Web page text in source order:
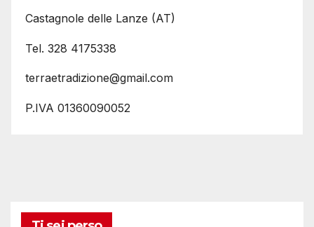
Castagnole delle Lanze (AT)
Tel. 328 4175338
terraetradizione@gmail.com
P.IVA 01360090052